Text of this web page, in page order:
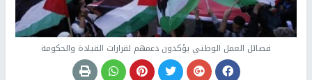
فصائل العمل الوطني يؤكدون دعمهم لقرارات القيادة والحكومة